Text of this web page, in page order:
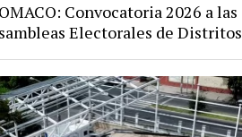
Convocatoria 2026 a las
Electorales de Distritos